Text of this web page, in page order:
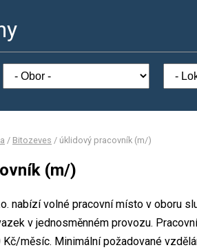
/ Bitozeves / úklidový pracovník (m/)
(m/)
nabízí volné pracovní místo v oboru
v jednosměnném provozu.
měsíc. Minimální požadované